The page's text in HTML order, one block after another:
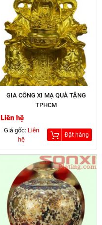
GIA CÔNG XI MẠ QUÀ TẶNG
TPHCM
Liên hệ
Giá gốc: Liên
hệ
Đặt hàng